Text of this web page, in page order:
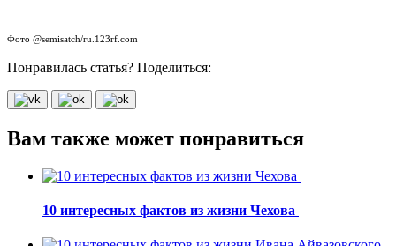
Фото @semisatch/ru.123rf.com
Понравилась статья? Поделиться:
Вам также может понравиться
10 интересных фактов из жизни Чехова